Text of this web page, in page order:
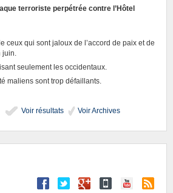
terroriste perpétrée contre l’Hôtel
ceux qui sont jaloux de l’accord de paix et de
seulement les occidentaux.
maliens sont trop défaillants.
Voir résultats
Voir Archives